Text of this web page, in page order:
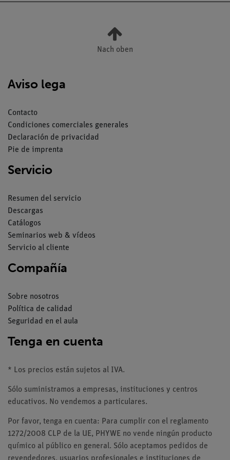
Nach oben
Aviso lega
Contacto
Condiciones comerciales generales
Declaración de privacidad
Pie de imprenta
Servicio
Resumen del servicio
Descargas
Catálogos
Seminarios web & vídeos
Servicio al cliente
Compañía
Sobre nosotros
Política de calidad
Seguridad en el aula
Tenga en cuenta
* Los precios están sujetos al IVA.
Sólo suministramos a empresas, instituciones y centros
educativos. No vendemos a particulares.
Por favor, tenga en cuenta: Para cumplir con el reglamento
1272/2008 CLP de la UE, PHYWE no vende ningún producto
químico al público en general. Sólo aceptamos pedidos de